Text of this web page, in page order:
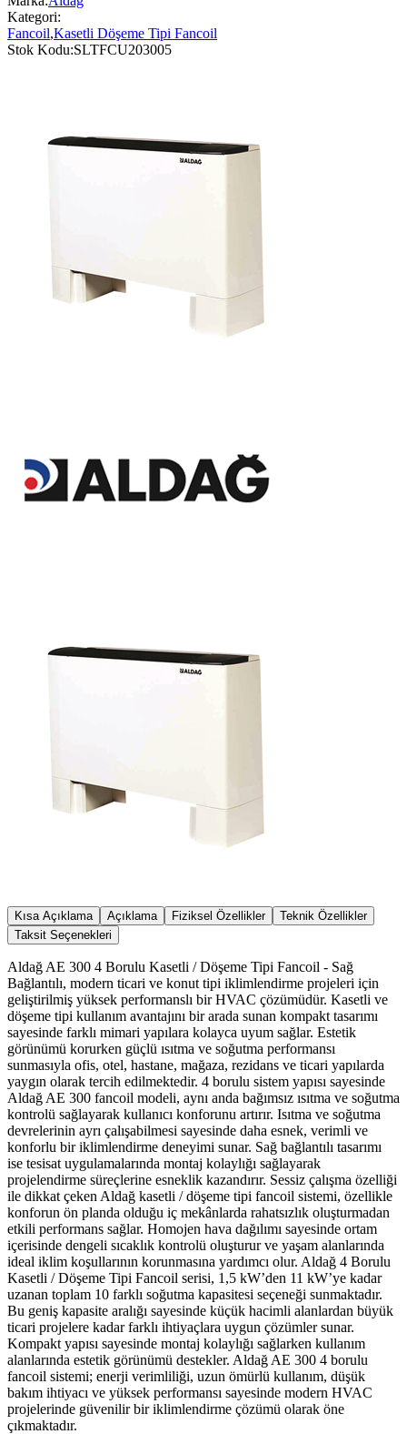
Kategori:
Fancoil,Kasetli Döşeme Tipi Fancoil
Stok Kodu:SLTFCU203005
Kısa Açıklama Açıklama Fiziksel Özellikler
Teknik Özellikler
Taksit Seçenekleri
Aldağ AE 300 4 Borulu Kasetli / Döşeme Tipi Fancoil - Sağ
Bağlantılı, modern ticari ve konut tipi iklimlendirme projeleri için
geliştirilmiş yüksek performanslı bir HVAC çözümüdür. Kasetli ve
döşeme tipi kullanım avantajını bir arada sunan kompakt tasarımı
sayesinde farklı mimari yapılara kolayca uyum sağlar. Estetik
görünümü korurken güçlü ısıtma ve soğutma performansı
sunmasıyla ofis, otel, hastane, mağaza, rezidans ve ticari yapılarda
yaygın olarak tercih edilmektedir. 4 borulu sistem yapısı sayesinde
Aldağ AE 300 fancoil modeli, aynı anda bağımsız ısıtma ve soğutma
kontrolü sağlayarak kullanıcı konforunu artırır. Isıtma ve soğutma
devrelerinin ayrı çalışabilmesi sayesinde daha esnek, verimli ve
konforlu bir iklimlendirme deneyimi sunar. Sağ bağlantılı tasarımı
ise tesisat uygulamalarında montaj kolaylığı sağlayarak
projelendirme süreçlerine esneklik kazandırır. Sessiz çalışma özelliği
ile dikkat çeken Aldağ kasetli / döşeme tipi fancoil sistemi, özellikle
konforun ön planda olduğu iç mekânlarda rahatsızlık oluşturmadan
etkili performans sağlar. Homojen hava dağılımı sayesinde ortam
içerisinde dengeli sıcaklık kontrolü oluşturur ve yaşam alanlarında
ideal iklim koşullarının korunmasına yardımcı olur. Aldağ 4 Borulu
Kasetli / Döşeme Tipi Fancoil serisi, 1,5 kW’den 11 kW’ye kadar
uzanan toplam 10 farklı soğutma kapasitesi seçeneği sunmaktadır.
Bu geniş kapasite aralığı sayesinde küçük hacimli alanlardan büyük
ticari projelere kadar farklı ihtiyaçlara uygun çözümler sunar.
Kompakt yapısı sayesinde montaj kolaylığı sağlarken kullanım
alanlarında estetik görünümü destekler. Aldağ AE 300 4 borulu
fancoil sistemi; enerji verimliliği, uzun ömürlü kullanım, düşük
bakım ihtiyacı ve yüksek performansı sayesinde modern HVAC
projelerinde güvenilir bir iklimlendirme çözümü olarak öne
çıkmaktadır.